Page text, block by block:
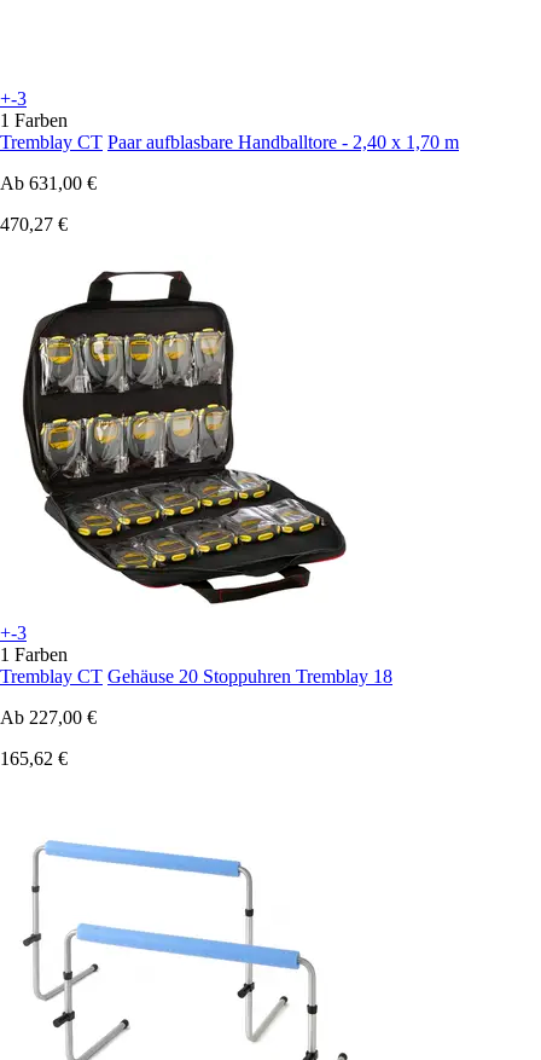
+-3
1 Farben
Tremblay CT Paar aufblasbare Handballtore - 2,40 x 1,70 m
Ab 631,00 €
470,27 €
+-3
1 Farben
Tremblay CT Gehäuse 20 Stoppuhren Tremblay 18
Ab 227,00 €
165,62 €